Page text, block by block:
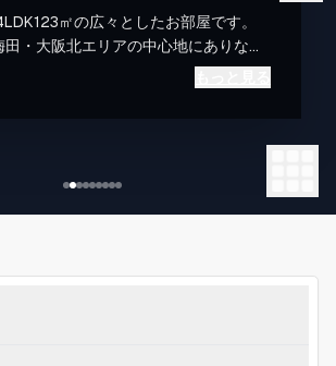
㎡の広々としたお部屋です。
・大阪北エリアの中心地にありなが
宿泊可能な、広さのある宿泊施設で
島駅周辺はグルメの街として有名で、
関空バスが直通しており、またJRから